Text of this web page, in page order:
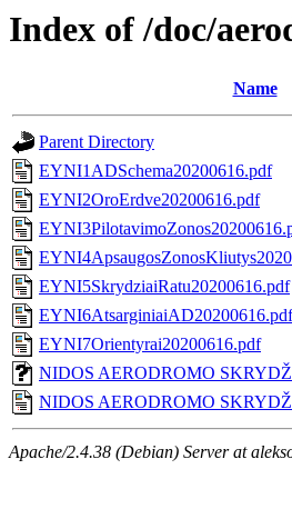
Index of /doc/
Name
Parent Directory
EYNI1ADSchema20200616.pdf
EYNI2OroErdve20200616.pdf
EYNI5SkrydziaiRatu20200616.pdf
EYNI6AtsarginiaiAD20200616.pdf
EYNI7Orientyrai20200616.pdf
NIDOS AERODROMO
NIDOS AERODROMO
Apache/2.4.38 (Debian) Server at